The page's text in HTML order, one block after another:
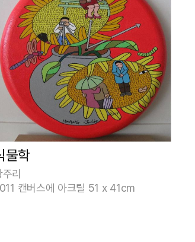
물학
리
캔버스에 아크릴 51 x 41cm